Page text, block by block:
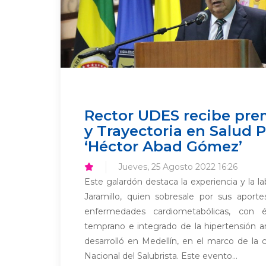
Rector UDES recibe
y Trayectoria en Salud
‘Héctor Abad Gómez’
Jueves, 25 Agosto 2022 16:26
Este galardón destaca la experiencia y la
Jaramillo, quien sobresale por sus
enfermedades cardiometabólicas,
temprano e integrado de la hipertensión
desarrolló en Medellín, en el marco de la
Nacional del Salubrista. Este evento...